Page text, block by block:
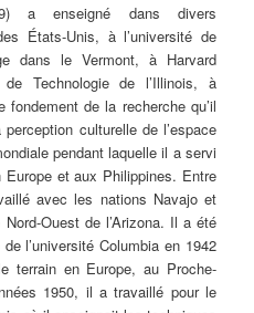
a enseigné dans divers
États-Unis, à l’université de
dans le Vermont, à Harvard
Technologie de l’Illinois, à
de la recherche qu’il
culturelle de l’espace
pendant laquelle il a servi
et aux Philippines. Entre
avec les nations Navajo et
Ouest de l’Arizona. Il a été
l’université Columbia en 1942
terrain en Europe, au Proche-
1950, il a travaillé pour le